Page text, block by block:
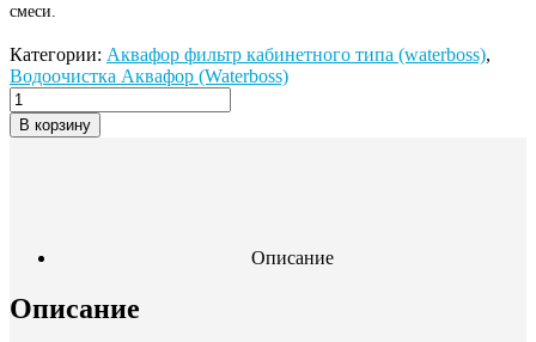
смеси.
Категории: Аквафор фильтр кабинетного типа (waterboss),
Водоочистка Аквафор (Waterboss)
В корзину
Описание
Описание